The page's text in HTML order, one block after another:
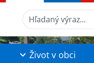
Hľadaný výraz...
Život v obci